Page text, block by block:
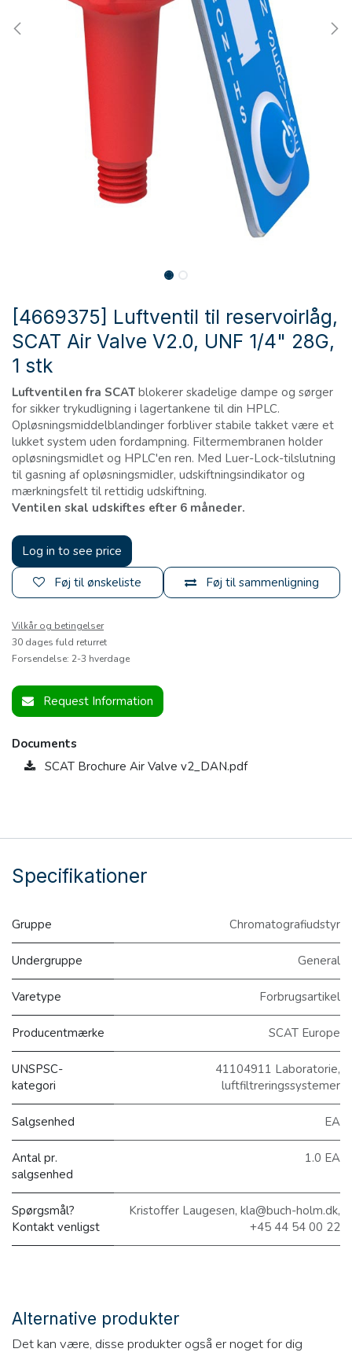
[4669375] Luftventil til reservoirlåg,
SCAT Air Valve V2.0, UNF 1/4" 28G,
1 stk
Luftventilen fra SCAT blokerer skadelige dampe og sørger
for sikker trykudligning i lagertankene til din HPLC.
Opløsningsmiddelblandinger forbliver stabile takket være et
lukket system uden fordampning. Filtermembranen holder
opløsningsmidlet og HPLC'en ren. Med Luer-Lock-tilslutning
til gasning af opløsningsmidler, udskiftningsindikator og
mærkningsfelt til rettidig udskiftning.
Ventilen skal udskiftes efter 6 måneder.
Log in to see price
Føj til sammenligning
Føj til ønskeliste
Vilkår og betingelser
30 dages fuld returret
Forsendelse: 2-3 hverdage
Request Information
Documents
SCAT Brochure Air Valve v2_DAN.pdf
Specifikationer
Gruppe Chromatografiudstyr
Undergruppe General
Varetype Forbrugsartikel
Producentmærke SCAT Europe
UNSPSC-
kategori
41104911 Laboratorie,
luftfiltreringssystemer
Salgsenhed EA
Antal pr.
salgsenhed
1.0 EA
Spørgsmål?
Kontakt venligst
Kristoffer Laugesen, kla@buch-holm.dk,
+45 44 54 00 22
Alternative produkter
Det kan være, disse produkter også er noget for dig